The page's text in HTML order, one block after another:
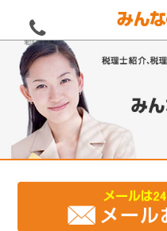
電話をする